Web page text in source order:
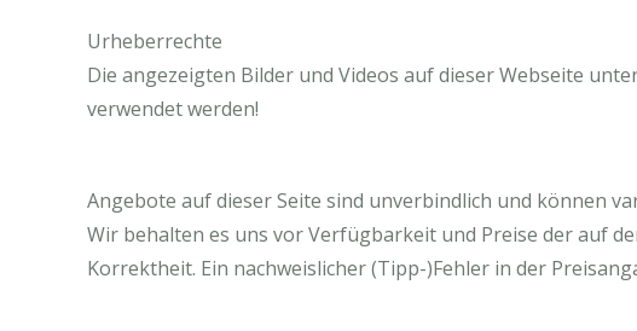
Urheberrechte
Die angezeigten Bilder und Videos auf dieser Webseite
verwendet werden!
Angebote auf dieser Seite sind unverbindlich und können
Wir behalten es uns vor Verfügbarkeit und Preise der auf
Korrektheit. Ein nachweislicher (Tipp-)Fehler in der